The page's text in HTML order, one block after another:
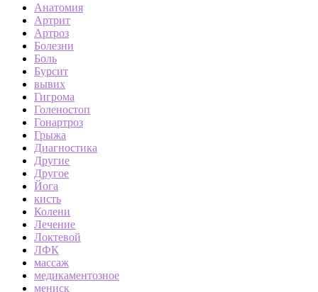
Анатомия
Артрит
Артроз
Болезни
Боль
Бурсит
вывих
Гигрома
Голеностоп
Гонартроз
Грыжа
Диагностика
Другие
Другое
Йога
кисть
Колени
Лечение
Локтевой
ЛФК
массаж
медикаментозное
мениск